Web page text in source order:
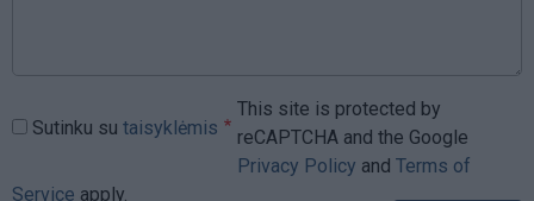
Sutinku su taisyklėmis
This site is protected by
reCAPTCHA and the Google
Privacy Policy and Terms of
Service apply.